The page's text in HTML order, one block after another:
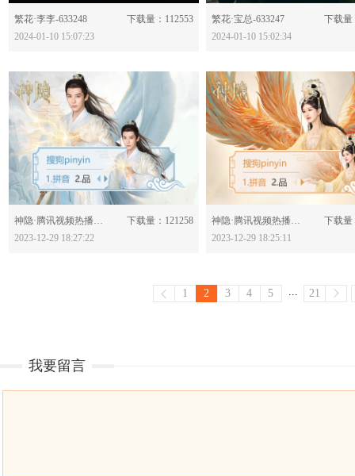
分享：
繁花·李李-633248
下载量：112553
2024-01-10 15:07:23
分享：
繁花·宝总-633247
下载量
2024-01-10 15:02:34
分享：
神隐·腾讯视频热播中·古晋-633175
下载量：121258
2023-12-29 18:27:22
分享：
神隐·腾讯视频热播中·阿音-633174
下载量
2023-12-29 18:25:11
1 2 3 4 5 ... 21
我要留言